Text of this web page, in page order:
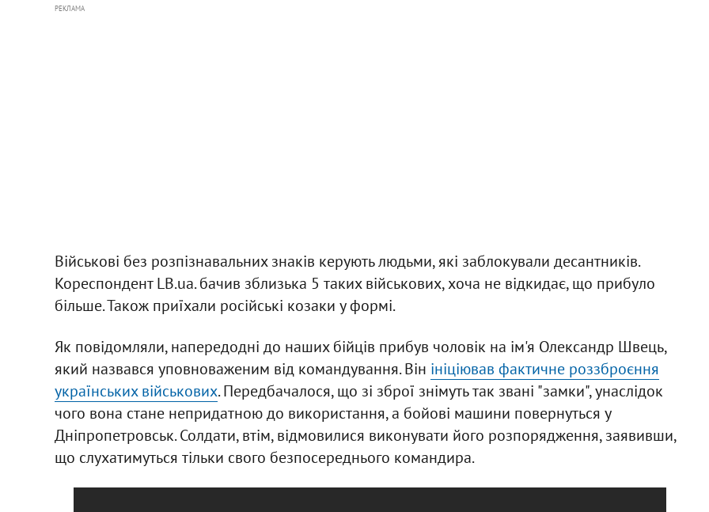
РЕКЛАМА
Військові без розпізнавальних знаків керують людьми, які заблокували десантників.
Кореспондент LB.ua. бачив зблизька 5 таких військових, хоча не відкидає, що прибуло
більше. Також приїхали російські козаки у формі.
Як повідомляли, напередодні до наших бійців прибув чоловік на ім'я Олександр Швець,
який назвався уповноваженим від командування. Він ініціював фактичне роззброєння
українських військових. Передбачалося, що зі зброї знімуть так звані "замки", унаслідок
чого вона стане непридатною до використання, а бойові машини повернуться у
Дніпропетровськ. Солдати, втім, відмовилися виконувати його розпорядження, заявивши,
що слухатимуться тільки свого безпосереднього командира.